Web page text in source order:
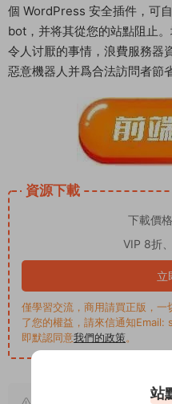
個 WordPress 安全插件，可
bot，并将其從您的站點阻止
令人讨厭的事情，浪費服務器
惡意機器人并爲合法訪問者節
資源下載
下載價格
VIP 8折
立
僅學習交流，商用請買正版，
了您的權益，請來信通知
即默認同意我們的政策。
站